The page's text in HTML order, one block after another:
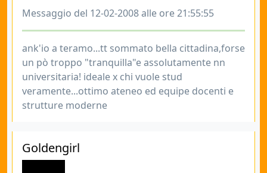
Messaggio del 12-02-2008 alle ore 21:55:55
ank'io a teramo...tt sommato bella cittadina,forse
un pò troppo "tranquilla"e assolutamente nn
universitaria! ideale x chi vuole stud
veramente...ottimo ateneo ed equipe docenti e
strutture moderne
Goldengirl